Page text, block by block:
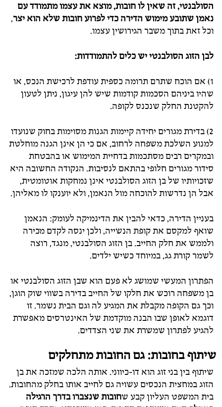
הסולבנטי, זה שאין לו חובות, מוצא את עצמו מתמודד עם
נאמן שתובע מימוש הדירה כדי לפרוע חובות שלא הוא יצר,
וכל זאת בתוך משבר הגירושין עצמו.
לבן הזוג הסולבנטי יש כלים להתמודדות:
1) אם הוכח שתרם תרומה כספית עודפת לרכישת הנכס, או
שהיו ביניהם הסכמות קודמות שיש להן עיגון, ניתן לטעון
להקטנת החלק שנכנס לקופה.
2) בדירת מגורים יחידה קיימות הגנות מסוימות בחוק שנועדו
למנוע השלכת משפחה לרחוב, אם כי הן אינן הגנה מוחלטת
ובמקרים רבים מסתכמות בדחיית המימוש או בהבטחת
סידור מגורים חלופי בהתאם לנסיבות. הנקודה החשובה היא
שזכויותיו של בן הזוג הסולבנטי אינן נמחקות אוטומטית,
אבל הן נדרשות להוכחה מול הנאמן, ולא יוענקו לו מאליהן.
בעניין הדירה, כדאי להבין את הדינמיקה לעומק: הנאמן
שואף למקסם את קופת הנשייה, ולכן ינסה לקדם מכירה
ולממש את חלק החייב. בן הזוג הסולבנטי, מנגד, רוצה
לשמר קורת גג, במיוחד כשיש ילדים.
הפתרון המעשי שמושג לא פעם הוא שבן הזוג הסולבנטי או
בן משפחה רוכש את חלקו של החייב בדירה בשווי שוק הוגן,
וכך גם הקופה מקבלת את המגיע לה וגם הבית נשמר. זו
דוגמא לאופן שבו הבנה מוקדמת של האינטרסים מאפשרת
להגיע לפתרון שמשרת את שני הצדדים.
שיתוף בחובות: גם החובות מתחלקים
שיתוף בין בני זוג הוא דו-כיווני. אותה הלכה שמזכה את בן
הזוג במחצית הנכסים עשויה גם לחייב אותו בחלק מהחובות.
בית המשפט העליון קבע שחובות שנצברו בדרך הרגילה